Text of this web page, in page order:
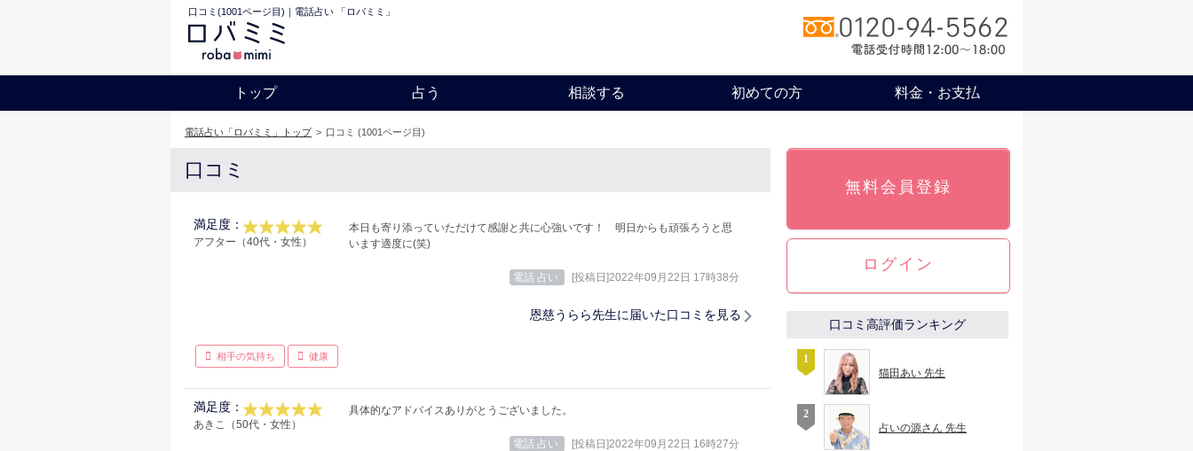
口コミ(1001ページ目)｜電話占い 「ロバミミ」
トップ 占う 相談する 初めての方 料金・お支払
電話占い「ロバミミ」トップ > 口コミ (1001ページ目)
口コミ
満足度：
アフター（40代・女性）
本日も寄り添っていただけて感謝と共に心強いです！ 明日からも頑張ろうと思
います適度に(笑)
電話 占い [投稿日]2022年09月22日 17時38分
恩慈うらら先生に届いた口コミを見る
相手の気持ち 健康
満足度：
あきこ（50代・女性）
具体的なアドバイスありがとうございました。
電話 占い [投稿日]2022年09月22日 16時27分
無料会員登録
ログイン
口コミ高評価ランキング
猫田あい 先生
占いの源さん 先生